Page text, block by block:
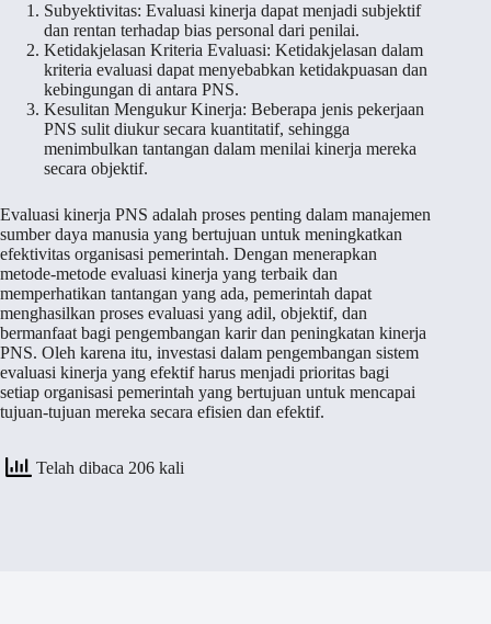
Subyektivitas: Evaluasi kinerja dapat menjadi subjektif
dan rentan terhadap bias personal dari penilai.
Ketidakjelasan Kriteria Evaluasi: Ketidakjelasan dalam
kriteria evaluasi dapat menyebabkan ketidakpuasan dan
kebingungan di antara PNS.
Kesulitan Mengukur Kinerja: Beberapa jenis pekerjaan
PNS sulit diukur secara kuantitatif, sehingga
menimbulkan tantangan dalam menilai kinerja mereka
secara objektif.
Evaluasi kinerja PNS adalah proses penting dalam manajemen
sumber daya manusia yang bertujuan untuk meningkatkan
efektivitas organisasi pemerintah. Dengan menerapkan
metode-metode evaluasi kinerja yang terbaik dan
memperhatikan tantangan yang ada, pemerintah dapat
menghasilkan proses evaluasi yang adil, objektif, dan
bermanfaat bagi pengembangan karir dan peningkatan kinerja
PNS. Oleh karena itu, investasi dalam pengembangan sistem
evaluasi kinerja yang efektif harus menjadi prioritas bagi
setiap organisasi pemerintah yang bertujuan untuk mencapai
tujuan-tujuan mereka secara efisien dan efektif.
Telah dibaca 206 kali